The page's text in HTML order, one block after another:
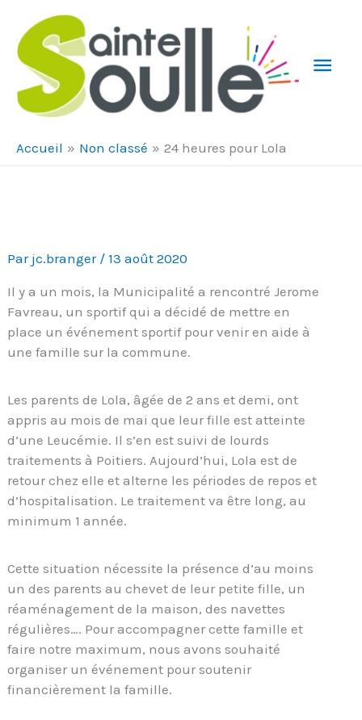
Accueil Non classé 24 heures pour Lola
Par jc.branger / 13 août 2020
Il y a un mois, la Municipalité a rencontré Jerome
Favreau, un sportif qui a décidé de mettre en
place un événement sportif pour venir en aide à
une famille sur la commune.
Les parents de Lola, âgée de 2 ans et demi, ont
appris au mois de mai que leur fille est atteinte
d’une Leucémie. Il s’en est suivi de lourds
traitements à Poitiers. Aujourd’hui, Lola est de
retour chez elle et alterne les périodes de repos et
d’hospitalisation. Le traitement va être long, au
minimum 1 année.
Cette situation nécessite la présence d’au moins
un des parents au chevet de leur petite fille, un
réaménagement de la maison, des navettes
régulières…. Pour accompagner cette famille et
faire notre maximum, nous avons souhaité
organiser un événement pour soutenir
financièrement la famille.